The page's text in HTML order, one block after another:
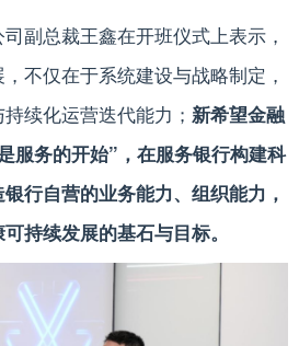
副总裁王鑫在开班仪式上表示，
不仅在于系统建设与战略制定，
续化运营迭代能力； 新希望金融
服务的开始”，在服务银行构建科
行自营的业务能力、组织能力，
持续发展的基石与目标。